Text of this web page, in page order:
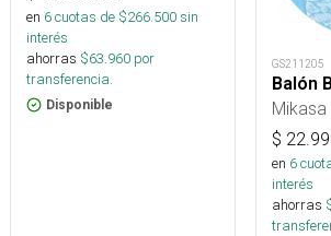
en 6cuotas de $266.500sin
interés
ahorras $63.960 por
transferencia.
Disponible
GS211205
Balón
Mikasa
$
en 6
interés
ahorras